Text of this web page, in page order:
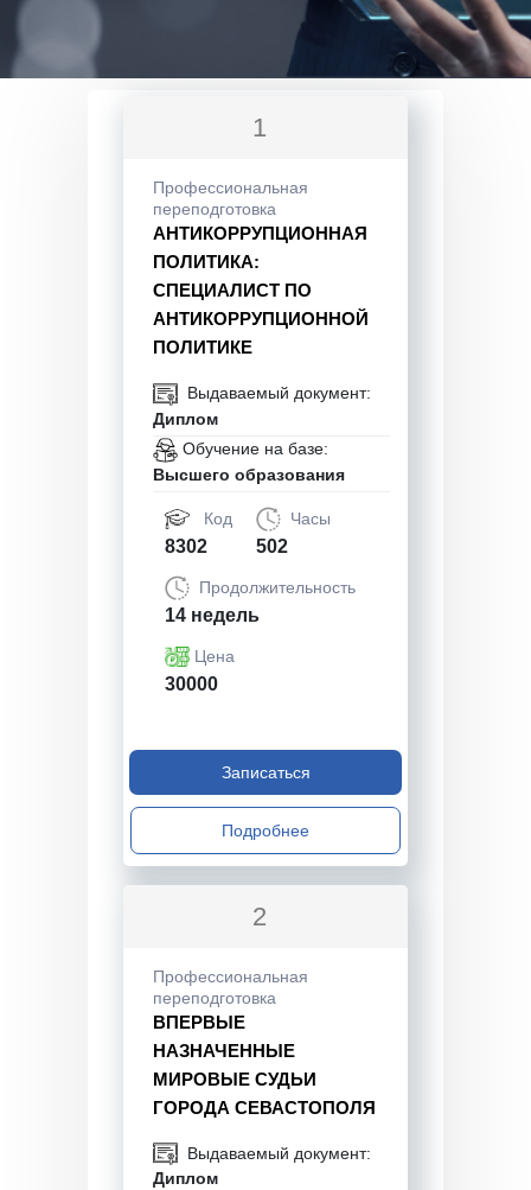
1
Профессиональная
переподготовка
АНТИКОРРУПЦИОННАЯ
ПОЛИТИКА:
СПЕЦИАЛИСТ ПО
АНТИКОРРУПЦИОННОЙ
ПОЛИТИКЕ
Выдаваемый документ:
Диплом
Обучение на базе:
Высшего образования
Код
8302
Часы
502
Продолжительность
14 недель
Цена
30000
Записаться
Подробнее
2
Профессиональная
переподготовка
ВПЕРВЫЕ
НАЗНАЧЕННЫЕ
МИРОВЫЕ СУДЬИ
ГОРОДА СЕВАСТОПОЛЯ
Выдаваемый документ:
Диплом